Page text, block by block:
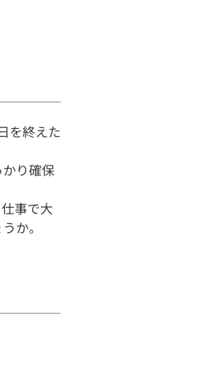
を終えた
り確保
事で大